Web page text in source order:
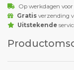
Op werkdagen voor
Gratisverzending
Uitstekende